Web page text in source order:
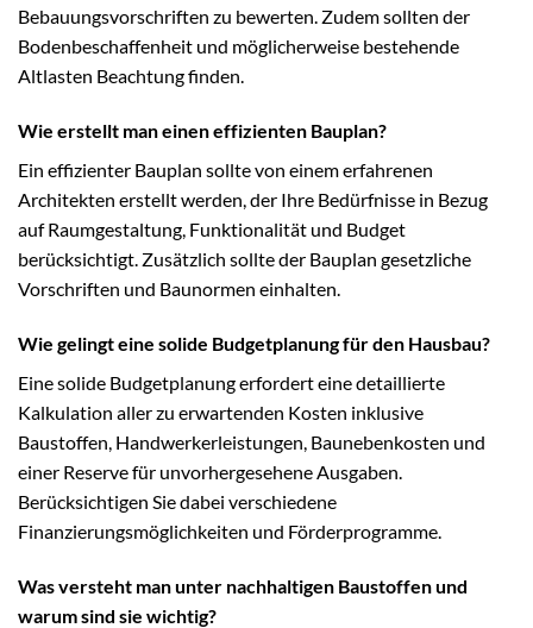
Bebauungsvorschriften zu bewerten. Zudem sollten der
Bodenbeschaffenheit und möglicherweise bestehende
Altlasten Beachtung finden.
Wie erstellt man einen effizienten Bauplan?
Ein effizienter Bauplan sollte von einem erfahrenen
Architekten erstellt werden, der Ihre Bedürfnisse in Bezug
auf Raumgestaltung, Funktionalität und Budget
berücksichtigt. Zusätzlich sollte der Bauplan gesetzliche
Vorschriften und Baunormen einhalten.
Wie gelingt eine solide Budgetplanung für den Hausbau?
Eine solide Budgetplanung erfordert eine detaillierte
Kalkulation aller zu erwartenden Kosten inklusive
Baustoffen, Handwerkerleistungen, Baunebenkosten und
einer Reserve für unvorhergesehene Ausgaben.
Berücksichtigen Sie dabei verschiedene
Finanzierungsmöglichkeiten und Förderprogramme.
Was versteht man unter nachhaltigen Baustoffen und
warum sind sie wichtig?